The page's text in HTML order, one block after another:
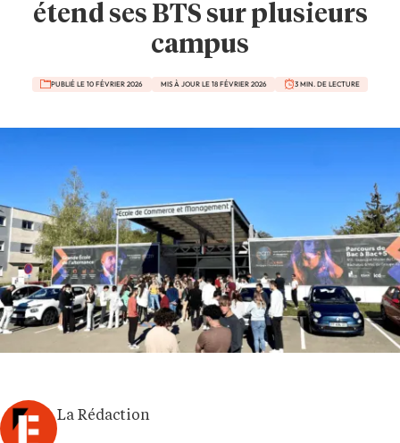
étend ses BTS sur plusieurs
campus
PUBLIÉ LE 10 FÉVRIER 2026 MIS À JOUR LE 18 FÉVRIER 2026 3 MIN. DE LECTURE
La Rédaction